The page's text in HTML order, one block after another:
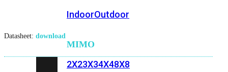
IndoorOutdoor
MIMO
2X23X34X48X8
Datasheet: download